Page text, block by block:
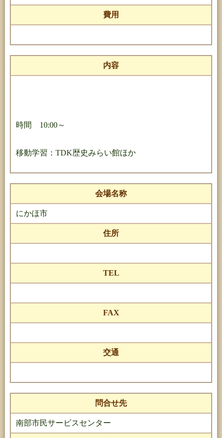
費用
内容
時間 10:00～
移動学習：TDK歴史みらい館ほか
会場名称
にかほ市
住所
TEL
FAX
交通
問合せ先
南部市民サービスセンター